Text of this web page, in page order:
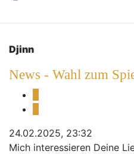
Djinn
News - Wahl zum
24.02.2025, 23:32
Mich interessieren Deine